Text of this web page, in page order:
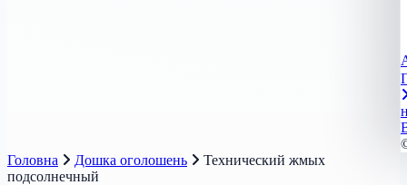
Головна
Дошка оголошень
Технический жмых
подсолнечный